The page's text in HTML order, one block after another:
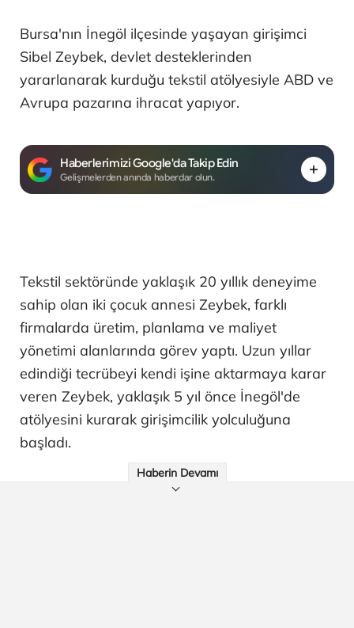
Bursa'nın İnegöl ilçesinde yaşayan girişimci
Sibel Zeybek, devlet desteklerinden
yararlanarak kurduğu tekstil atölyesiyle ABD ve
Avrupa pazarına ihracat yapıyor.
Haberlerimizi Google'da Takip Edin
Gelişmelerden anında haberdar olun.
Tekstil sektöründe yaklaşık 20 yıllık deneyime
sahip olan iki çocuk annesi Zeybek, farklı
firmalarda üretim, planlama ve maliyet
yönetimi alanlarında görev yaptı. Uzun yıllar
edindiği tecrübeyi kendi işine aktarmaya karar
veren Zeybek, yaklaşık 5 yıl önce İnegöl'de
atölyesini kurarak girişimcilik yolculuğuna
başladı.
Haberin Devamı